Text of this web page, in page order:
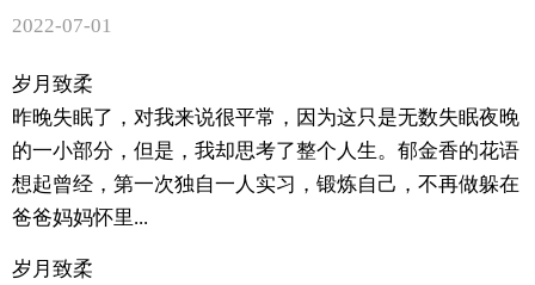
2022-07-01
岁月致柔
昨晚失眠了，对我来说很平常，因为这只是无数失眠夜晚
的一小部分，但是，我却思考了整个人生。郁金香的花语
想起曾经，第一次独自一人实习，锻炼自己，不再做躲在
爸爸妈妈怀里...
岁月致柔